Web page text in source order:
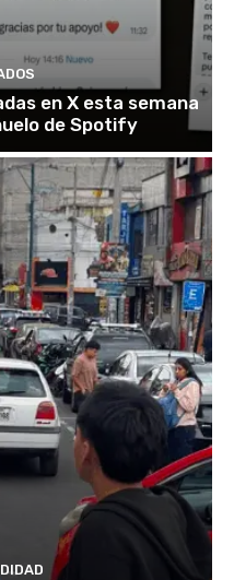
en X esta semana
de Spotify